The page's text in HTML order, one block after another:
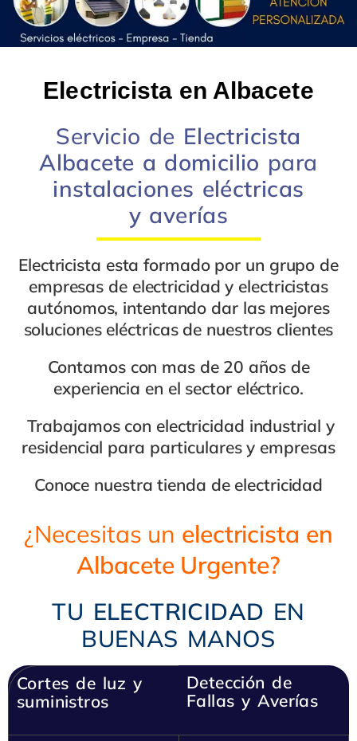
Electricista en Albacete
Servicio de Electricista
Albacete a domicilio para
instalaciones eléctricas
y averías
Electricista esta formado por un grupo de
empresas de electricidad y electricistas
autónomos, intentando dar las mejores
soluciones eléctricasde nuestros clientes
Contamos con mas de 20 años de
experiencia en el sector eléctrico.
Trabajamos con electricidad industrial y
residencial para particulares y empresas
Conoce nuestratienda de electricidad
¿Necesitas un electricista en
Albacete Urgente?
TU ELECTRICIDAD EN
BUENAS MANOS
Cortes de luz y
suministros
Detección de
Fallas y Averías